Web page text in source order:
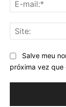
Salve meu
próxima vez que